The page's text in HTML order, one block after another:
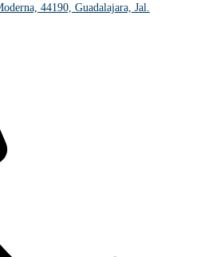
44190, Guadalajara, Jal.